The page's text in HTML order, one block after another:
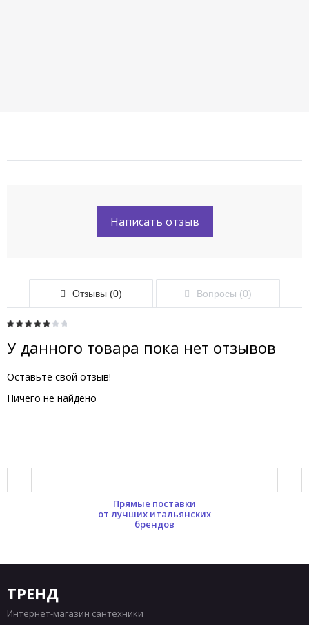
Написать отзыв
Отзывы (0) Вопросы (0)
У данного товара пока нет отзывов
Оставьте свой отзыв!
Ничего не найдено
Прямые поставки
от лучших итальянских
брендов
ТРЕНД
Интернет-магазин сантехники